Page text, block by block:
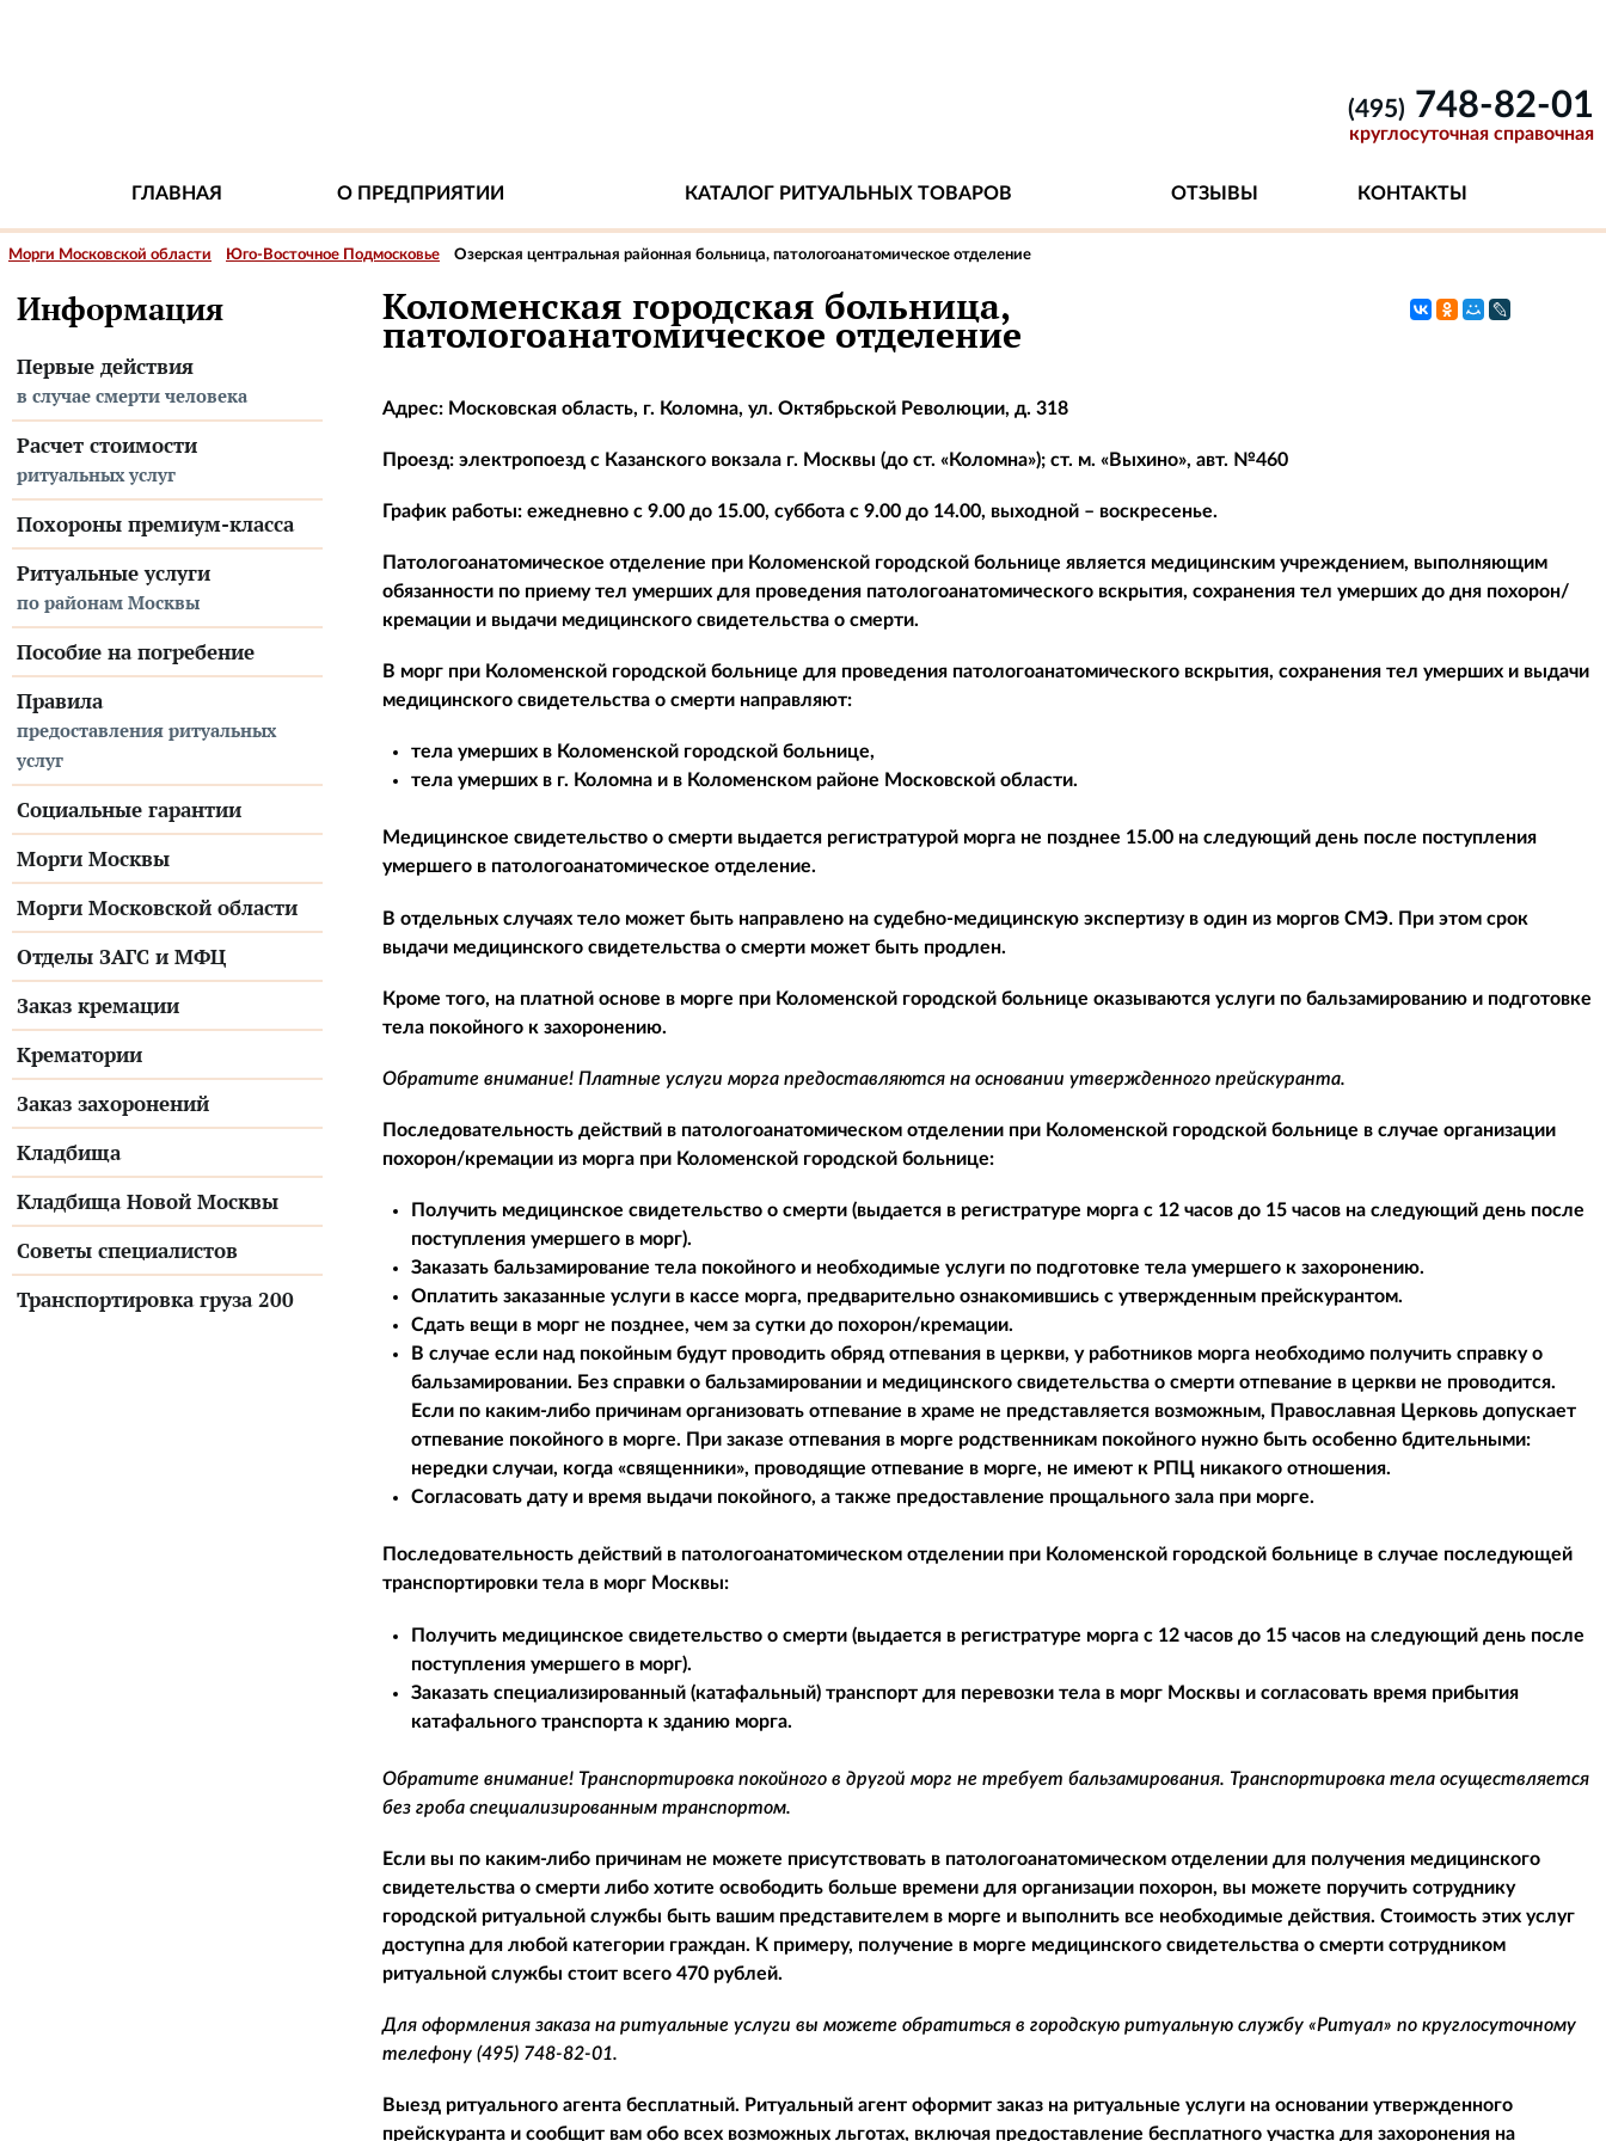
ГЛАВНАЯ О ПРЕДПРИЯТИИ КАТАЛОГ РИТУАЛЬНЫХ ТОВАРОВ ОТЗЫВЫ КОНТАКТЫ
(495) 748-82-01
круглосуточная справочная
Морги Московской области Юго-Восточное Подмосковье Озерская центральная районная больница, патологоанатомическое отделение
Информация
Первые действия
в случае смерти человека
Расчет стоимости
ритуальных услуг
Похороны премиум-класса
Ритуальные услуги
по районам Москвы
Пособие на погребение
Правила
предоставления ритуальных
услуг
Социальные гарантии
Морги Москвы
Морги Московской области
Отделы ЗАГС и МФЦ
Заказ кремации
Крематории
Заказ захоронений
Кладбища
Кладбища Новой Москвы
Советы специалистов
Транспортировка груза 200
Коломенская городская больница,
патологоанатомическое отделение
Адрес: Московская область, г. Коломна, ул. Октябрьской Революции, д. 318
Проезд: электропоезд с Казанского вокзала г. Москвы (до ст. «Коломна»); ст. м. «Выхино», авт. №460
График работы: ежедневно с 9.00 до 15.00, суббота с 9.00 до 14.00, выходной – воскресенье.
Патологоанатомическое отделение при Коломенской городской больнице является медицинским учреждением, выполняющим
обязанности по приему тел умерших для проведения патологоанатомического вскрытия, сохранения тел умерших до дня похорон/
кремации и выдачи медицинского свидетельства о смерти.
В морг при Коломенской городской больнице для проведения патологоанатомического вскрытия, сохранения тел умерших и выдачи
медицинского свидетельства о смерти направляют:
тела умерших в Коломенской городской больнице,
тела умерших в г. Коломна и в Коломенском районе Московской области.
Медицинское свидетельство о смерти выдается регистратурой морга не позднее 15.00 на следующий день после поступления
умершего в патологоанатомическое отделение.
В отдельных случаях тело может быть направлено на судебно-медицинскую экспертизу в один из моргов СМЭ. При этом срок
выдачи медицинского свидетельства о смерти может быть продлен.
Кроме того, на платной основе в морге при Коломенской городской больнице оказываются услуги по бальзамированию и подготовке
тела покойного к захоронению.
Обратите внимание! Платные услуги морга предоставляются на основании утвержденного прейскуранта.
Последовательность действий в патологоанатомическом отделении при Коломенской городской больнице в случае организации
похорон/кремации из морга при Коломенской городской больнице:
Получить медицинское свидетельство о смерти (выдается в регистратуре морга с 12 часов до 15 часов на следующий день после
поступления умершего в морг).
Заказать бальзамирование тела покойного и необходимые услуги по подготовке тела умершего к захоронению.
Оплатить заказанные услуги в кассе морга, предварительно ознакомившись с утвержденным прейскурантом.
Сдать вещи в морг не позднее, чем за сутки до похорон/кремации.
В случае если над покойным будут проводить обряд отпевания в церкви, у работников морга необходимо получить справку о
бальзамировании. Без справки о бальзамировании и медицинского свидетельства о смерти отпевание в церкви не проводится.
Если по каким-либо причинам организовать отпевание в храме не представляется возможным, Православная Церковь допускает
отпевание покойного в морге. При заказе отпевания в морге родственникам покойного нужно быть особенно бдительными:
нередки случаи, когда «священники», проводящие отпевание в морге, не имеют к РПЦ никакого отношения.
Согласовать дату и время выдачи покойного, а также предоставление прощального зала при морге.
Последовательность действий в патологоанатомическом отделении при Коломенской городской больнице в случае последующей
транспортировки тела в морг Москвы:
Получить медицинское свидетельство о смерти (выдается в регистратуре морга с 12 часов до 15 часов на следующий день после
поступления умершего в морг).
Заказать специализированный (катафальный) транспорт для перевозки тела в морг Москвы и согласовать время прибытия
катафального транспорта к зданию морга.
Обратите внимание! Транспортировка покойного в другой морг не требует бальзамирования. Транспортировка тела осуществляется
без гроба специализированным транспортом.
Если вы по каким-либо причинам не можете присутствовать в патологоанатомическом отделении для получения медицинского
свидетельства о смерти либо хотите освободить больше времени для организации похорон, вы можете поручить сотруднику
городской ритуальной службы быть вашим представителем в морге и выполнить все необходимые действия. Стоимость этих услуг
доступна для любой категории граждан. К примеру, получение в морге медицинского свидетельства о смерти сотрудником
ритуальной службы стоит всего 470 рублей.
Для оформления заказа на ритуальные услуги вы можете обратиться в городскую ритуальную службу «Ритуал» по круглосуточному
телефону (495) 748-82-01.
Выезд ритуального агента бесплатный. Ритуальный агент оформит заказ на ритуальные услуги на основании утвержденного
прейскуранта и сообщит вам обо всех возможных льготах, включая предоставление бесплатного участка для захоронения на